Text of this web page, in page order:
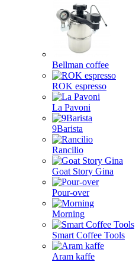
Bellman coffee
ROK espresso
La Pavoni
9Barista
Rancilio
Goat Story Gina
Pour-over
Morning
Smart Coffee Tools
Aram kaffe